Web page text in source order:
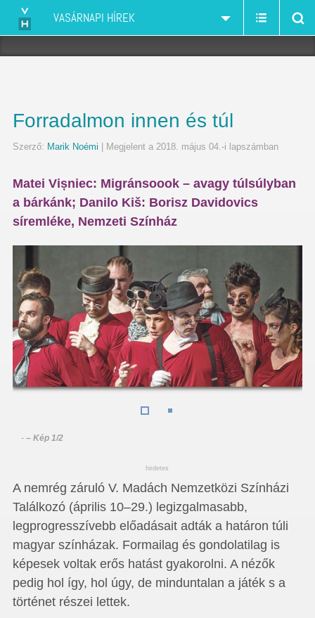
VASÁRNAPI HÍREK
Forradalmon innen és túl
Szerző: Marik Noémi | Megjelent a 2018. május 04.-i lapszámban
Matei Vișniec: Migránsoook – avagy túlsúlyban
a bárkánk; Danilo Kiš: Borisz Davidovics
síremléke, Nemzeti Színház
-– Kép 1/2
hirdetes
A nemrég záruló V. Madách Nemzetközi Színházi
Találkozó (április 10–29.) legizgalmasabb,
legprogresszívebb előadásait adták a határon túli
magyar színházak. Formailag és gondolatilag is
képesek voltak erős hatást gyakorolni. A nézők
pedig hol így, hol úgy, de minduntalan a játék s a
történet részei lettek.